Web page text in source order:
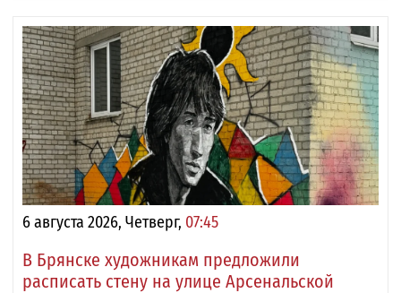
6 августа 2026, Четверг, 07:45
В Брянске художникам предложили
расписать стену на улице Арсенальской